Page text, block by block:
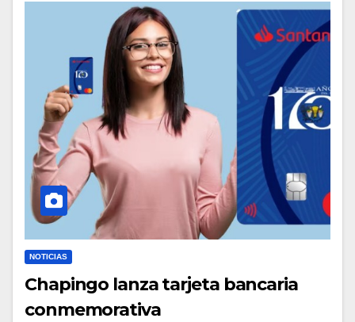
NOTICIAS
Chapingo lanza tarjeta bancaria
conmemorativa